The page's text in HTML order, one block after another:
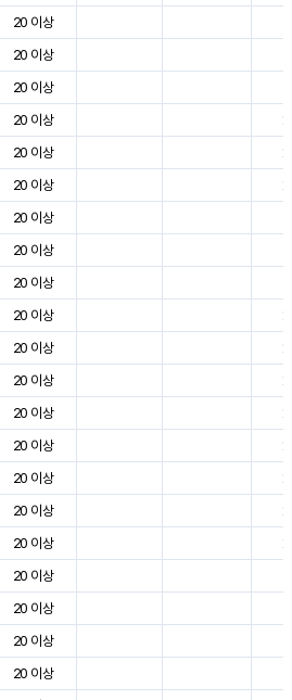
20 이상
20 이상
20 이상
20 이상
20 이상
20 이상
20 이상
20 이상
20 이상
20 이상
20 이상
20 이상
20 이상
20 이상
20 이상
20 이상
20 이상
20 이상
20 이상
20 이상
20 이상